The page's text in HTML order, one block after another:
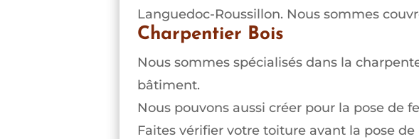
Languedoc-Roussillon. Nous sommes
Charpentier Bois
Nous sommes spécialisés dans la
bâtiment.
Nous pouvons aussi créer pour la pose de
Faites vérifier votre toiture avant la pose